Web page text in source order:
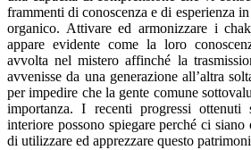
frammenti di conoscenza e di esperienza
organico. Attivare ed armonizzare i
appare evidente come la loro
avvolta nel mistero affinché la
avvenisse da una generazione all’altra
per impedire che la gente comune
importanza. I recenti progressi
interiore possono spiegare perché ci siano
di utilizzare ed apprezzare questo